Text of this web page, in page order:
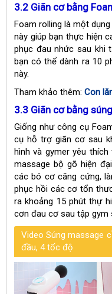
3.2 Giãn cơ bằng
Foam rolling là một
này giúp bạn thực hiện
phục đau nhức sau khi
bạn có thể dành ra 10
này.
Tham khảo thêm: Con
3.3 Giãn cơ bằng
Giống như công cụ
cụ hỗ trợ giãn cơ sau
hình và gymer yêu
massage bộ gõ hiện
các bó cơ căng cứng,
phục hồi các cơ tổn
ra khoảng 15 phút thự
cơn đau cơ sau tập gym
Video Súng massage
đầu, 4 tốc độ